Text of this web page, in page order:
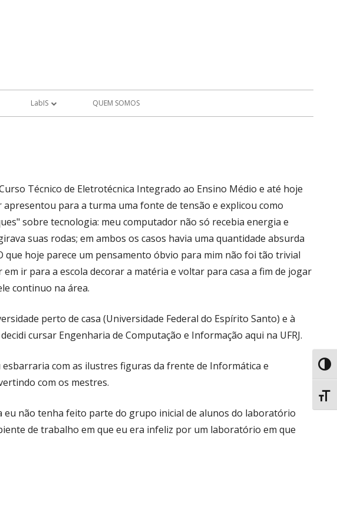
LabIS QUEM SOMOS
Técnico de Eletrotécnica Integrado ao Ensino Médio e até hoje
para a turma uma fonte de tensão e explicou como
sobre tecnologia: meu computador não só recebia energia e
suas rodas; em ambos os casos havia uma quantidade absurda
que hoje parece um pensamento óbvio para mim não foi tão trivial
ir para a escola decorar a matéria e voltar para casa a fim de jogar
continuo na área.
perto de casa (Universidade Federal do Espírito Santo) e à
cursar Engenharia de Computação e Informação aqui na UFRJ.
com as ilustres figuras da frente de Informática e
com os mestres.
eu não tenha feito parte do grupo inicial de alunos do laboratório
de trabalho em que eu era infeliz por um laboratório em que